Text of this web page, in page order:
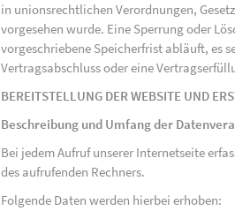
in unionsrechtlichen Verordnungen,
vorgesehen wurde. Eine Sperrung oder
vorgeschriebene Speicherfrist abläuft, es
Vertragsabschluss oder eine
BEREITSTELLUNG DER WEBSITE UND
Beschreibung und Umfang der
Bei jedem Aufruf unserer Internetseite
des aufrufenden Rechners.
Folgende Daten werden hierbei erhoben: